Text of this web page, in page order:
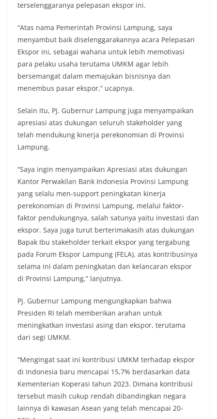
terselenggaranya pelepasan ekspor ini.
“Atas nama Pemerintah Provinsi Lampung, saya
menyambut baik diselenggarakannya acara Pelepasan
Ekspor ini, sebagai wahana untuk lebih memotivasi
para pelaku usaha terutama UMKM agar lebih
bersemangat dalam memajukan bisnisnya dan
menembus pasar ekspor,” ucapnya.
Selain itu, Pj. Gubernur Lampung juga menyampaikan
apresiasi atas dukungan seluruh stakeholder yang
telah mendukung kinerja perekonomian di Provinsi
Lampung.
“Saya ingin menyampaikan Apresiasi atas dukungan
Kantor Perwakilan Bank Indonesia Provinsi Lampung
yang selalu men-support peningkatan kinerja
perekonomian di Provinsi Lampung, melalui faktor-
faktor pendukungnya, salah satunya yaitu investasi dan
ekspor. Saya juga turut berterimakasih atas dukungan
Bapak Ibu stakeholder terkait ekspor yang tergabung
pada Forum Ekspor Lampung (FELA), atas kontribusinya
selama ini dalam peningkatan dan kelancaran ekspor
di Provinsi Lampung,” lanjutnya.
Pj. Gubernur Lampung mengungkapkan bahwa
Presiden RI telah memberikan arahan untuk
meningkatkan investasi asing dan ekspor, terutama
dari segi UMKM.
“Mengingat saat ini kontribusi UMKM terhadap ekspor
di Indonesia baru mencapai 15,7% berdasarkan data
Kementerian Koperasi tahun 2023. Dimana kontribusi
tersebut masih cukup rendah dibandingkan negara
lainnya di kawasan Asean yang telah mencapai 20-